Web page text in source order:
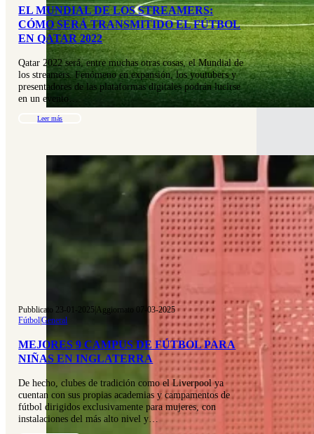
EL MUNDIAL DE LOS STREAMERS:
CÓMO SERÁ TRANSMITIDO EL FÚTBOL
EN QATAR 2022
Qatar 2022 será, entre muchas otras cosas, el Mundial de
los streamers. Fenómeno en expansión, los youtubers y
presentadores de las plataformas digitales podrán lucirse
en un evento…
Leer más
Pubblicato 23-01-2025 Aggiornato 07-03-2025
Fútbol|General
MEJORES 9 CAMPUS DE FÚTBOL PARA
NIÑAS EN INGLATERRA
De hecho, clubes de tradición como el Liverpool ya
cuentan con sus propias academias y campamentos de
fútbol dirigidos exclusivamente para mujeres, con
instalaciones del más alto nivel y…